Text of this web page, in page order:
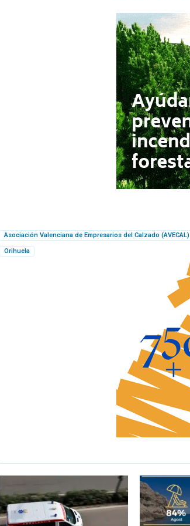
Asociación Valenciana de Empresarios del Calzado (AVECAL)
Orihuela